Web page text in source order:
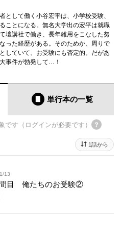
として働く小谷宏平は、小学校受験、
ことになる。無名大学出の宏平は就職
壇講社で働き、長年雑用をこなした努
った経歴がある。そのためか、周りで
していて、お受験にも否定的。だがあ
事件が勃発して…！
単行本の一覧
です（ログインが必要です）
1話から
13
目 俺たちのお受験②